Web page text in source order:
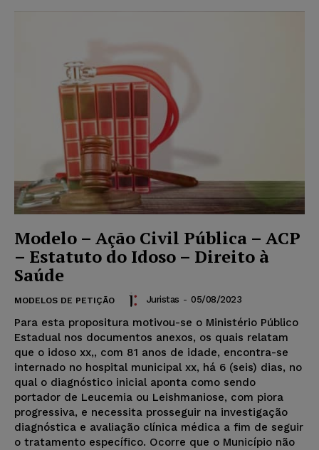
Modelo – Ação Civil Pública – ACP
– Estatuto do Idoso – Direito à
Saúde
MODELOS DE PETIÇÃO Juristas - 05/08/2023
Para esta propositura motivou-se o Ministério Público
Estadual nos documentos anexos, os quais relatam
que o idoso xx,, com 81 anos de idade, encontra-se
internado no hospital municipal xx, há 6 (seis) dias, no
qual o diagnóstico inicial aponta como sendo
portador de Leucemia ou Leishmaniose, com piora
progressiva, e necessita prosseguir na investigação
diagnóstica e avaliação clínica médica a fim de seguir
o tratamento específico. Ocorre que o Município não